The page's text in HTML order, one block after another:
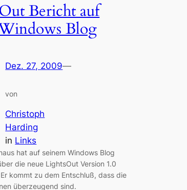
Bericht auf
Blog
Dez. 27, 2009—
von
Christoph
Harding
in Links
hat auf seinem Windows Blog
die neue LightsOut Version 1.0
kommt zu dem Entschluß, dass die
überzeugend sind.